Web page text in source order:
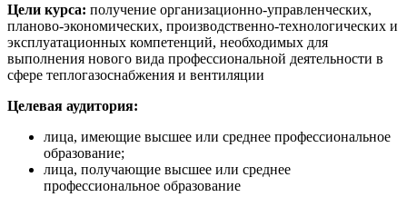
Цели курса: получение организационно-управленческих,
планово-экономических, производственно-технологических и
эксплуатационных компетенций, необходимых для
выполнения нового вида профессиональной деятельности в
сфере теплогазоснабжения и вентиляции
Целевая аудитория:
лица, имеющие высшее или среднее профессиональное
образование;
лица, получающие высшее или среднее
профессиональное образование